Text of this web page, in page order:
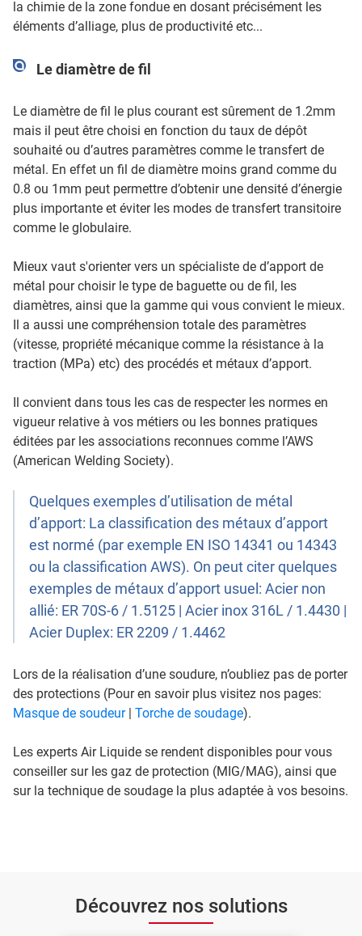
la chimie de la zone fondue en dosant précisément les
éléments d’alliage, plus de productivité etc...
Le diamètre de fil
Le diamètre de fil le plus courant est sûrement de 1.2mm
mais il peut être choisi en fonction du taux de dépôt
souhaité ou d’autres paramètres comme le transfert de
métal. En effet un fil de diamètre moins grand comme du
0.8 ou 1mm peut permettre d’obtenir une densité d’énergie
plus importante et éviter les modes de transfert transitoire
comme le globulaire.
Mieux vaut s'orienter vers un spécialiste de d’apport de
métal pour choisir le type de baguette ou de fil, les
diamètres, ainsi que la gamme qui vous convient le mieux.
Il a aussi une compréhension totale des paramètres
(vitesse, propriété mécanique comme la résistance à la
traction (MPa) etc) des procédés et métaux d’apport.
Il convient dans tous les cas de respecter les normes en
vigueur relative à vos métiers ou les bonnes pratiques
éditées par les associations reconnues comme l’AWS
(American Welding Society).
Quelques exemples d’utilisation de métal
d’apport: La classification des métaux d’apport
est normé (par exemple EN ISO 14341 ou 14343
ou la classification AWS). On peut citer quelques
exemples de métaux d’apport usuel: Acier non
allié: ER 70S-6 / 1.5125 | Acier inox 316L / 1.4430 |
Acier Duplex: ER 2209 / 1.4462
Lors de la réalisation d’une soudure, n’oubliez pas de porter
des protections (Pour en savoir plus visitez nos pages:
Masque de soudeur| Torche de soudage).
Les experts Air Liquide se rendent disponibles pour vous
conseiller sur les gaz de protection (MIG/MAG), ainsi que
sur la technique de soudage la plus adaptée à vos besoins.
Découvrez nos solutions